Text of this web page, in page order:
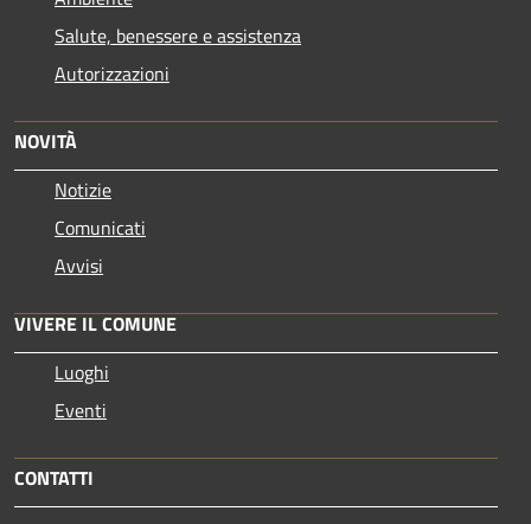
Salute, benessere e assistenza
Autorizzazioni
NOVITÀ
Notizie
Comunicati
Avvisi
VIVERE IL COMUNE
Luoghi
Eventi
CONTATTI